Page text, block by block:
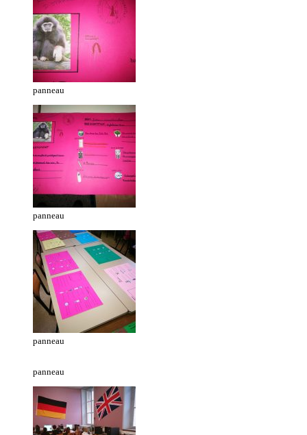
panneau
panneau
panneau
panneau